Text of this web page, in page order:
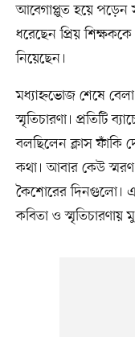
আবেগাপ্লুত হয়ে পড়েন
ধরেছেন প্রিয়
নিয়েছেন।
মধ্যাহ্নভোজ শেষে
স্মৃতিচারণা। প্রতিটি
বলছিলেন ক্লাস ফাঁকি
কথা। আবার কেউ স্মরণ
কৈশোরের দিনগুলো।
কবিতা ও স্মৃতিচারণায়